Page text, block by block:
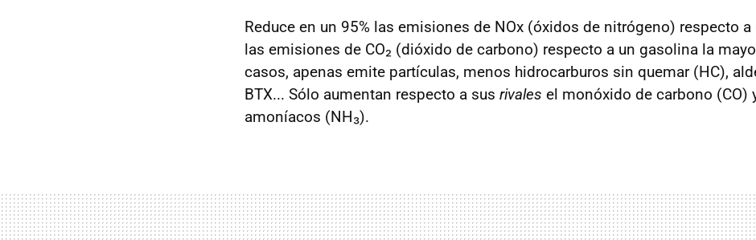
Reduce en un 95% las emisiones de NOx (óxidos de nitrógeno) respecto a
las emisiones de CO₂ (dióxido de carbono) respecto a un gasolina la
casos, apenas emite partículas, menos hidrocarburos sin quemar (HC),
BTX... Sólo aumentan respecto a sus rivales el monóxido de carbono (CO)
amoníacos (NH₃).